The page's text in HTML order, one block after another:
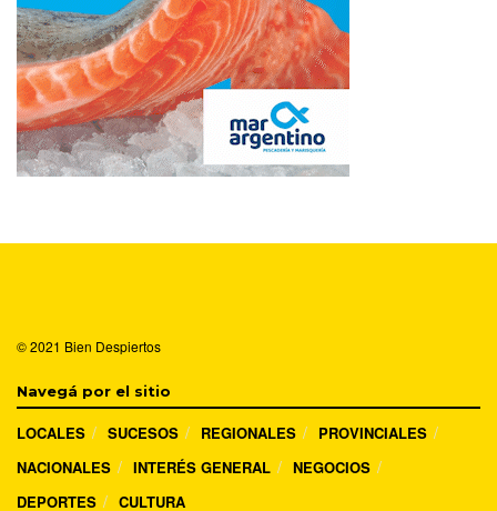
© 2021 Bien Despiertos
Navegá por el sitio
LOCALES SUCESOS REGIONALES
PROVINCIALES
NACIONALES
INTERÉS GENERAL
NEGOCIOS
DEPORTES
CULTURA